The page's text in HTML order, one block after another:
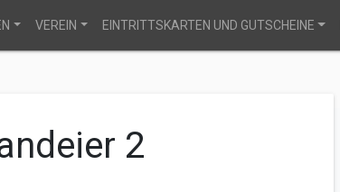
VEREIN EINTRITTSKARTEN UND GUTSCHEINE
2